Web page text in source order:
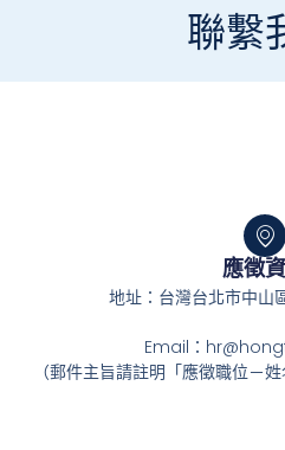
聯繫
應徵
地址：台灣台北市中山
Email：
（郵件主旨請註明「應徵職位－